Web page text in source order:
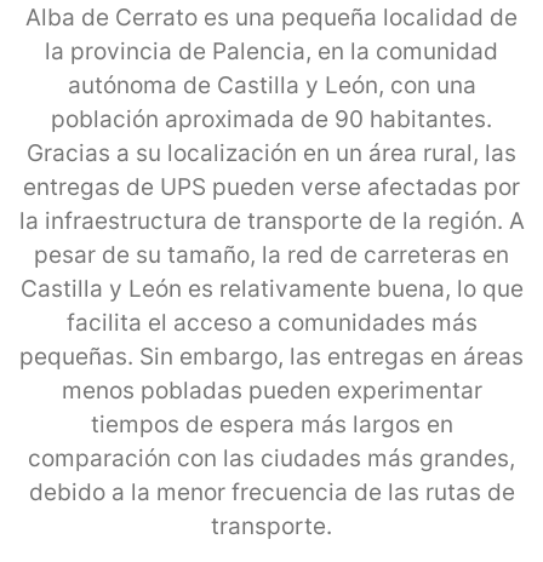
Alba de Cerrato es una pequeña localidad de
la provincia de Palencia, en la comunidad
autónoma de Castilla y León, con una
población aproximada de 90 habitantes.
Gracias a su localización en un área rural, las
entregas de UPS pueden verse afectadas por
la infraestructura de transporte de la región. A
pesar de su tamaño, la red de carreteras en
Castilla y León es relativamente buena, lo que
facilita el acceso a comunidades más
pequeñas. Sin embargo, las entregas en áreas
menos pobladas pueden experimentar
tiempos de espera más largos en
comparación con las ciudades más grandes,
debido a la menor frecuencia de las rutas de
transporte.